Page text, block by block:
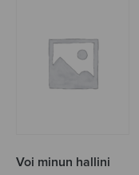
Voi minun hallini